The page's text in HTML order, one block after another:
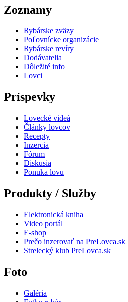
Zoznamy
Rybárske zväzy
Poľovnícke organizácie
Rybárske revíry
Dodávatelia
Dôležité info
Lovci
Príspevky
Lovecké videá
Články lovcov
Recepty
Inzercia
Fórum
Diskusia
Ponuka lovu
Produkty / Služby
Elektronická kniha
Video portál
E-shop
Prečo inzerovať na PreLovca.sk
Strelecký klub PreLovca.sk
Foto
Galéria